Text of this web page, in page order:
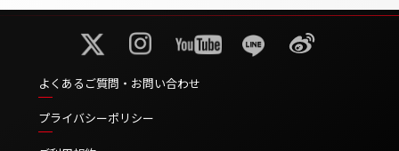
よくあるご質問・お問い合わせ
プライバシーポリシー